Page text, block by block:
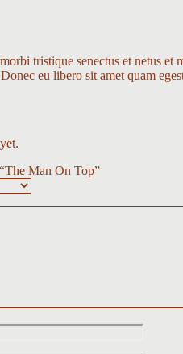
tristique senectus et netus
eu libero sit amet quam
Man On Top”